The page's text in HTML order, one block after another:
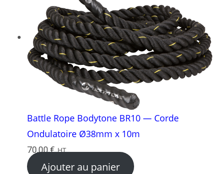
Battle Rope Bodytone BR10 — Corde
Ondulatoire Ø38mm x 10m
70,00€ HT
Ajouter au panier